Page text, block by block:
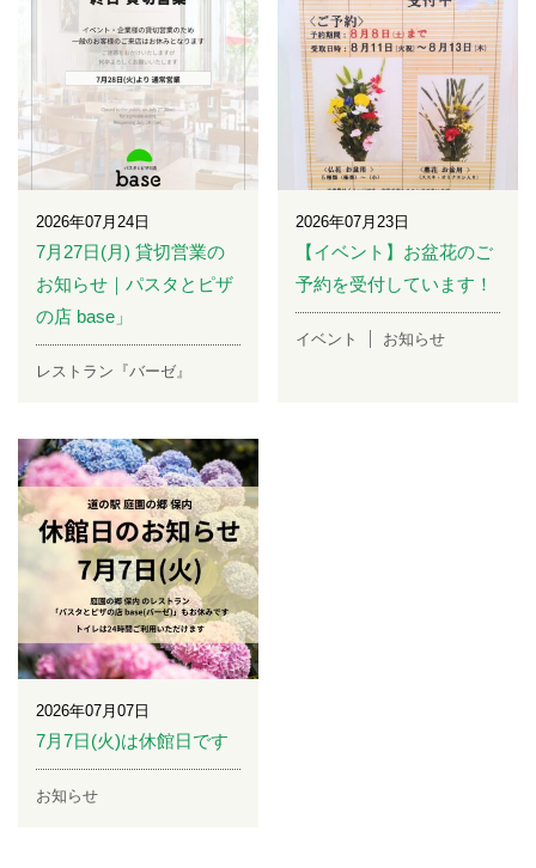
2026年07月24日
7月27日(月) 貸切営業の
お知らせ｜パスタとピザ
の店 base」
レストラン『バーゼ』
2026年07月23日
【イベント】お盆花のご
予約を受付しています！
イベント お知らせ
2026年07月07日
7月7日(火)は休館日です
お知らせ